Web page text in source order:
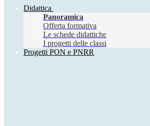
Didattica
Panoramica
Offerta formativa
Le schede didattiche
I progetti delle classi
Progetti PON e PNRR